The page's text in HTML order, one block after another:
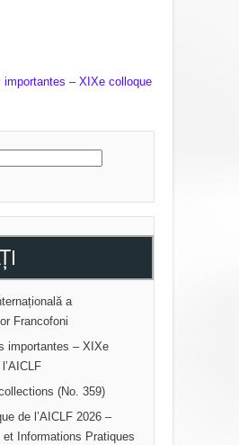
importantes – XIXe colloque
a
Francofoni
importantes – XIXe
(No. 359)
de l’AICLF 2026 –
et Informations Pratiques